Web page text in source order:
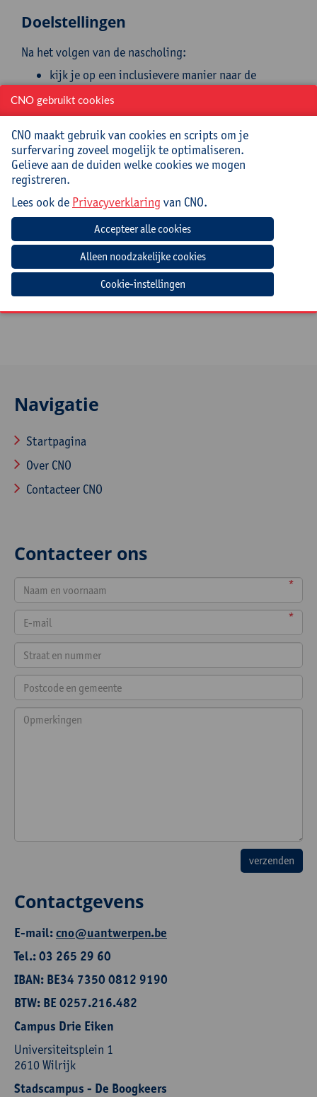
Doelstellingen
Na het volgen van de nascholing:
kijk je op een inclusievere manier naar de
leerlingen waarmee je werkt;
ken je praktische strategieën om inclusiever én
voor jezelf haalbaar les te geven;
maak je gerichtere keuzes over wat je wel en niet
doet voor leerlingen en communiceer je hierover
helder, onder andere naar ouders.
Doelgroep
(Zorg)leerkrachten, directies en beleidsmedewerkers,
ondersteuners uit het (buitengewoon) basisonderwijs.
Kortom, deze nascholing is geschikt voor iedereen die
inclusief kleuter- en of lager onderwijs wil bieden,
maar botst tegen de grenzen van het haalbare en heel
concrete inspiratie wil.
Navigatie
Startpagina
Over CNO
Contacteer CNO
Contacteer ons
*
*
Contactgevens
E-mail:cno@uantwerpen.be
Tel.: 03 265 29 60
IBAN: BE34 7350 0812 9190
BTW: BE 0257.216.482
Campus Drie Eiken
Universiteitsplein 1
2610 Wilrijk
Stadscampus - De Boogkeers
CNO gebruikt cookies
CNO maakt gebruik van cookies en scripts om je
surfervaring zoveel mogelijk te optimaliseren.
Gelieve aan de duiden welke cookies we mogen
registreren.
Lees ook de Privacyverklaring van CNO.
Cookie-instellingen